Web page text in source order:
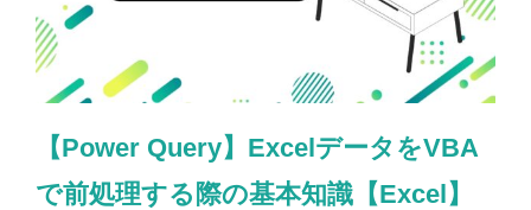
【Power Query】ExcelデータをVBA
で前処理する際の基本知識【Excel】